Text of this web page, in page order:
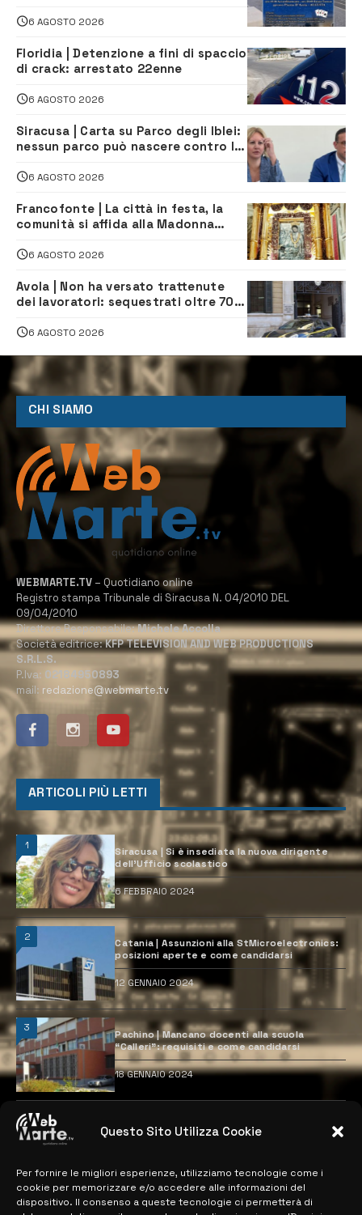
Questo Sito Utilizza Cookie
Per fornire le migliori esperienze, utilizziamo tecnologie come i
cookie per memorizzare e/o accedere alle informazioni del
dispositivo. Il consenso a queste tecnologie ci permetterà di
6 AGOSTO 2026
Floridia | Detenzione a fini di spaccio
di crack: arrestato 22enne
6 AGOSTO 2026
Siracusa | Carta su Parco degli Iblei:
nessun parco può nascere contro le
6 AGOSTO 2026
Francofonte | La città in festa, la
comunità si affida alla Madonna
6 AGOSTO 2026
Avola | Non ha versato trattenute
dei lavoratori: sequestrati oltre 700
climatizzazione
6 AGOSTO 2026
CHI SIAMO
WEBMARTE.TV – Quotidiano online
Registro stampa Tribunale di Siracusa N. 04/2010 DEL
09/04/2010
Direttore Responsabile:Michele Accolla
Società editrice:KFP TELEVISION AND WEB PRODUCTIONS
S.R.L.S.
P.Iva: 02184950893
mail: redazione@webmarte.tv
ARTICOLI PIÙ LETTI
1
Siracusa | Si è insediata la nuova dirigente
dell’Ufficio scolastico
6 FEBBRAIO 2024
2
Catania | Assunzioni alla StMicroelectronics:
posizioni aperte e come candidarsi
12 GENNAIO 2024
3
Pachino | Mancano docenti alla scuola
“Calleri”: requisiti e come candidarsi
18 GENNAIO 2024
4
Catania | Opportunità di lavoro con St
Microelectronics: centinaia di assunzioni